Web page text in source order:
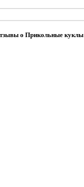
о Прикольные